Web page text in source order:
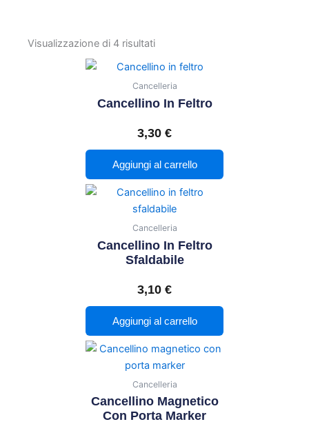
Visualizzazione di 4 risultati
Cancelleria
Cancellino In Feltro
3,30 €
Aggiungi al carrello
Cancelleria
Cancellino In Feltro
Sfaldabile
3,10 €
Aggiungi al carrello
Cancelleria
Cancellino Magnetico
Con Porta Marker